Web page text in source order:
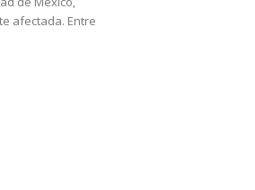
afectada. Entre